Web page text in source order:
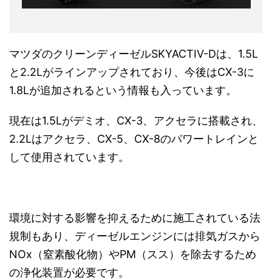
マツダのクリーンディーゼルSKYACTIV-Dは、1.5L
と2.2Lがラインアップされており、今後はCX-3に
1.8Lが追加されるという情報も入っています。
現在は1.5Lがデミオ、CX-3、アクセラに搭載され、
2.2Lはアクセラ、CX-5、CX-8のパワートレインと
して使用されています。
環境に対する影響を抑えるために施工されている法
規制もあり、ディーゼルエンジンには排気ガスから
NOx（窒素酸化物）やPM（スス）を除去するため
の浄化装置が必要です。